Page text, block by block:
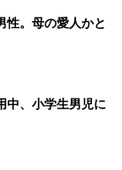
性。母の愛人かと
中、小学生男児に